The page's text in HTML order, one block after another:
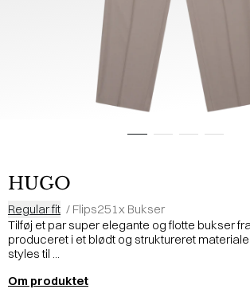
HUGO
Regular fit / Flips251x Bukser
Tilføj et par super elegante og flotte bukser
produceret i et blødt og struktureret
styles til ...
Om produktet